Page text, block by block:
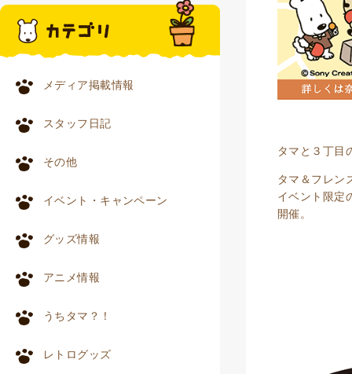
メディア掲載情報
スタッフ日記
その他
イベント・キャンペーン
グッズ情報
アニメ情報
うちタマ？！
レトログッズ
タマと３丁目
タマ＆フレン
イベント限定
開催。